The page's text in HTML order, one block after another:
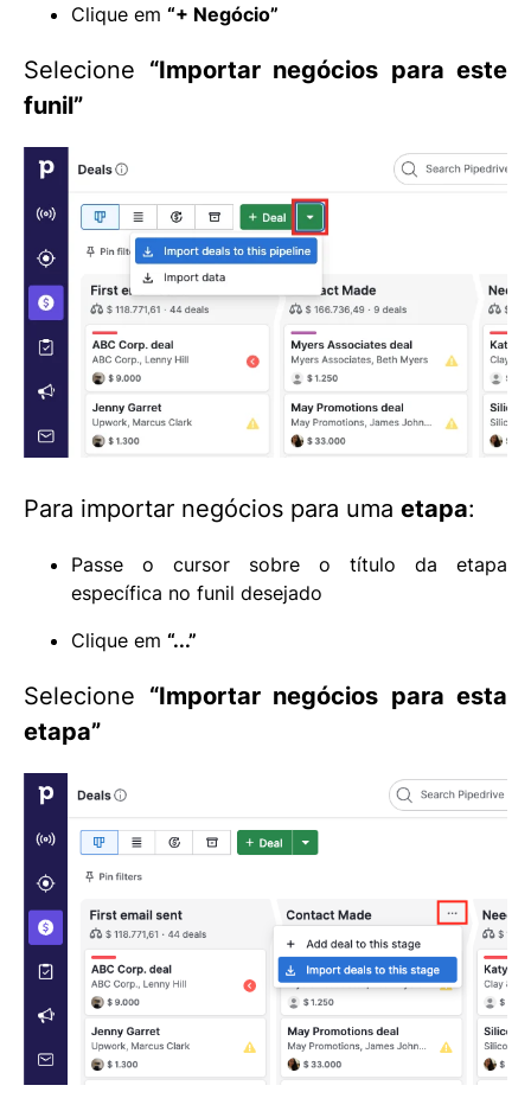
Clique em “+ Negócio”
Selecione “Importar negócios para este
funil”
Para importar negócios para uma etapa:
Passe o cursor sobre o título da etapa
específica no funil desejado
Clique em “...”
Selecione “Importar negócios para esta
etapa”